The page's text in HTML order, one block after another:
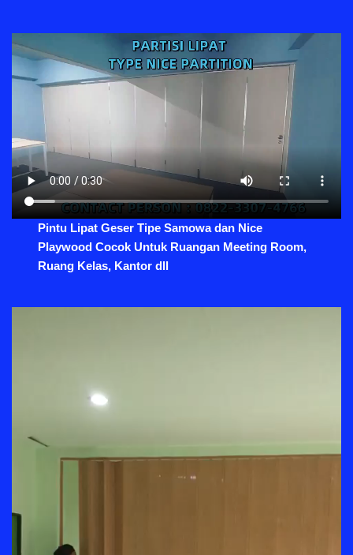
Pintu Lipat Geser Tipe Samowa dan Nice
Playwood Cocok Untuk Ruangan Meeting Room,
Ruang Kelas, Kantor dll